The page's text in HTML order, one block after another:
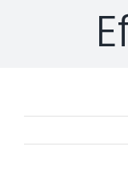
for: